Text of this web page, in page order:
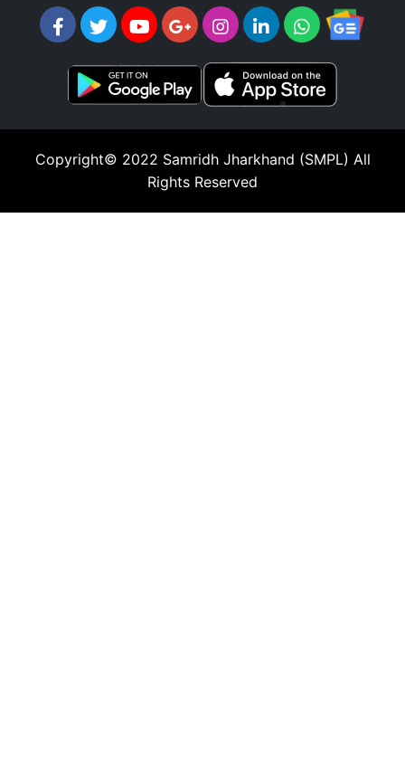
Copyright© 2022 Samridh Jharkhand (SMPL) All
Rights Reserved